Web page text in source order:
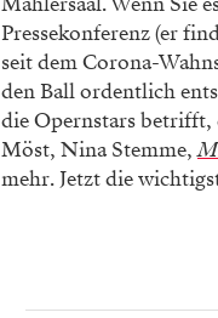
Pressekonferenz (er
seit dem Corona-
den Ball ordentlich
die Opernstars betrifft,
Möst, Nina Stemme,
mehr. Jetzt die